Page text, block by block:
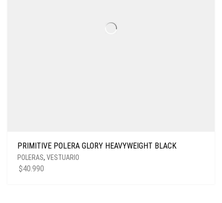
PRIMITIVE POLERA GLORY HEAVYWEIGHT BLACK
POLERAS, VESTUARIO
$40.990